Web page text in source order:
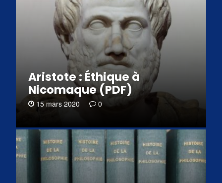
Aristote : Éthique à
Nicomaque (PDF)
15 mars 2020 0